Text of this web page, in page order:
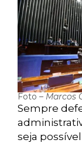
Foto – Marcos
Sempre
seja